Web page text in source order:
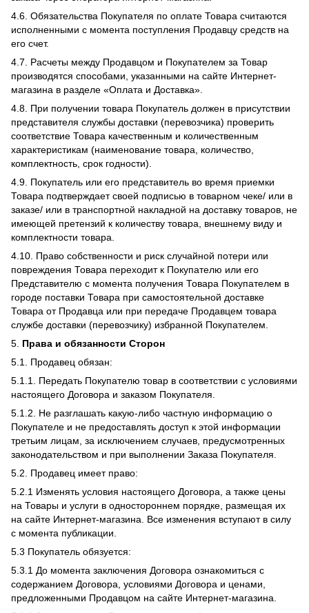
4.6. Обязательства Покупателя по оплате Товара считаются
исполненными с момента поступления Продавцу средств на
его счет.
4.7. Расчеты между Продавцом и Покупателем за Товар
производятся способами, указанными на сайте Интернет-
магазина в разделе «Оплата и Доставка».
4.8. При получении товара Покупатель должен в присутствии
представителя службы доставки (перевозчика) проверить
соответствие Товара качественным и количественным
характеристикам (наименование товара, количество,
комплектность, срок годности).
4.9. Покупатель или его представитель во время приемки
Товара подтверждает своей подписью в товарном чеке/ или в
заказе/ или в транспортной накладной на доставку товаров, не
имеющей претензий к количеству товара, внешнему виду и
комплектности товара.
4.10. Право собственности и риск случайной потери или
повреждения Товара переходит к Покупателю или его
Представителю с момента получения Товара Покупателем в
городе поставки Товара при самостоятельной доставке
Товара от Продавца или при передаче Продавцем товара
службе доставки (перевозчику) избранной Покупателем.
5. Права и обязанности Сторон
5.1. Продавец обязан:
5.1.1. Передать Покупателю товар в соответствии с условиями
настоящего Договора и заказом Покупателя.
5.1.2. Не разглашать какую-либо частную информацию о
Покупателе и не предоставлять доступ к этой информации
третьим лицам, за исключением случаев, предусмотренных
законодательством и при выполнении Заказа Покупателя.
5.2. Продавец имеет право:
5.2.1 Изменять условия настоящего Договора, а также цены
на Товары и услуги в одностороннем порядке, размещая их
на сайте Интернет-магазина. Все изменения вступают в силу
с момента публикации.
5.3 Покупатель обязуется:
5.3.1 До момента заключения Договора ознакомиться с
содержанием Договора, условиями Договора и ценами,
предложенными Продавцом на сайте Интернет-магазина.